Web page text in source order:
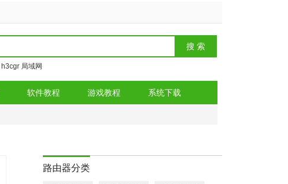
h3cgr 局域网
软件教程 游戏教程 系统下载
路由器分类